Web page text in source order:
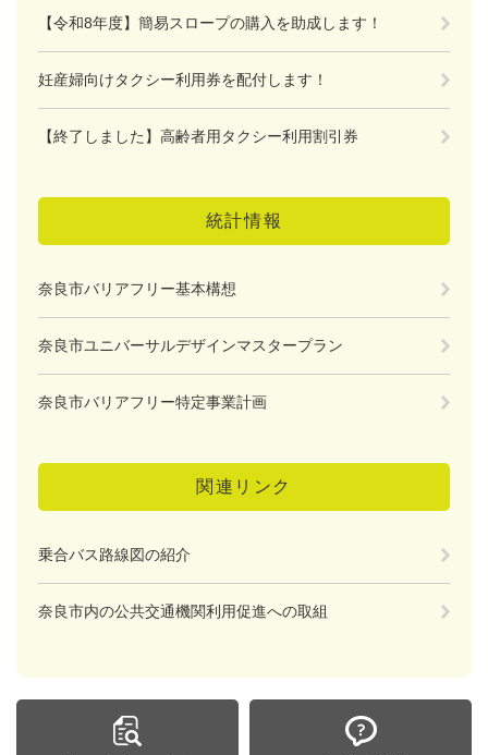
【令和8年度】簡易スロープの購入を助成します！
妊産婦向けタクシー利用券を配付します！
【終了しました】高齢者用タクシー利用割引券
統計情報
奈良市バリアフリー基本構想
奈良市ユニバーサルデザインマスタープラン
奈良市バリアフリー特定事業計画
関連リンク
乗合バス路線図の紹介
奈良市内の公共交通機関利用促進への取組